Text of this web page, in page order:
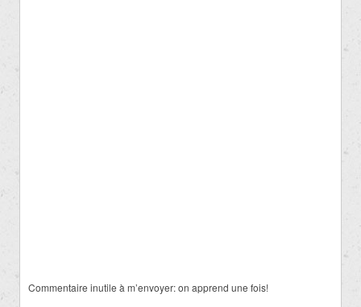
Commentaire inutile à m’envoyer: on apprend une fois!